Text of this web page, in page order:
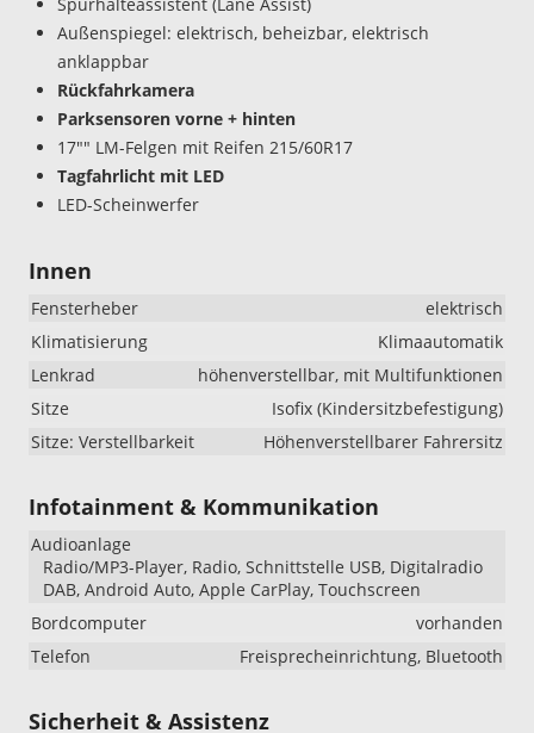
Außenspiegel: elektrisch, beheizbar, elektrisch
anklappbar
Rückfahrkamera
Parksensoren vorne + hinten
17"" LM-Felgen mit Reifen 215/60R17
Tagfahrlicht mit LED
LED-Scheinwerfer
Innen
Fensterheber
elektrisch
Klimatisierung
Klimaautomatik
Lenkrad
höhenverstellbar, mit Multifunktionen
Sitze
Isofix (Kindersitzbefestigung)
Sitze: Verstellbarkeit
Höhenverstellbarer Fahrersitz
Infotainment & Kommunikation
Audioanlage
Radio/MP3-Player, Radio, Schnittstelle USB, Digitalradio
DAB, Android Auto, Apple CarPlay, Touchscreen
Bordcomputer
vorhanden
Telefon
Freisprecheinrichtung, Bluetooth
Sicherheit & Assistenz